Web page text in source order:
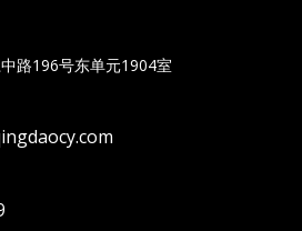
路196号东单元1904室